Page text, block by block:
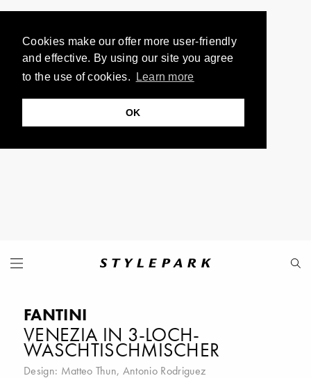
Cookies make our offer more user-friendly
and effective. By using our site you agree
to the use of cookies.
Learn more
OK
FANTINI
VENEZIA IN 3-LOCH-
WASCHTISCHMISCHER
Design: Matteo Thun, Antonio Rodriguez